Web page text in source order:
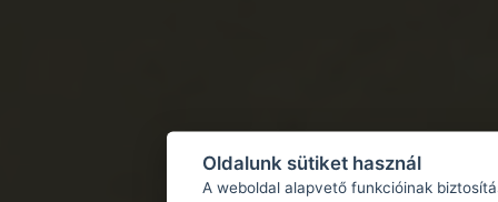
Oldalunk sütiket használ
A weboldal alapvető funkcióinak